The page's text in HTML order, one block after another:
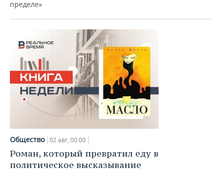
пределе»
Общество 02 авг, 00:00
Роман, который превратил еду в
политическое высказывание